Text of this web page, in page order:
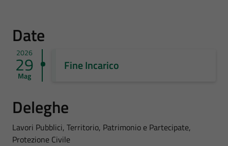
Date
2026
29
Mag
Fine Incarico
Deleghe
Lavori Pubblici, Territorio, Patrimonio e Partecipate,
Protezione Civile